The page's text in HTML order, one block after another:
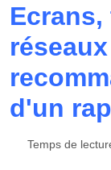
d'un
Temps de